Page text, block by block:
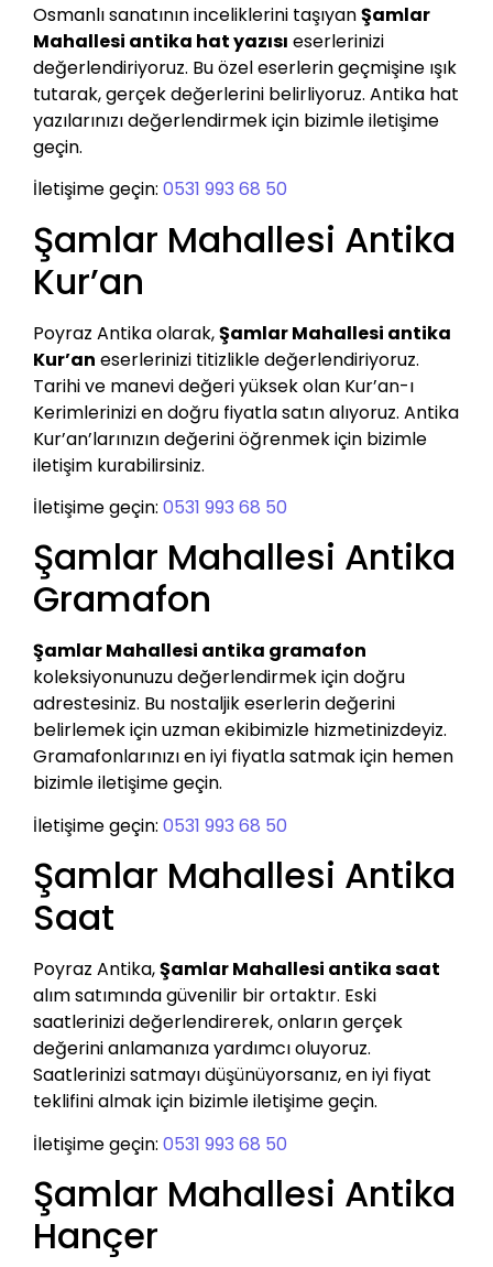
Osmanlı sanatının inceliklerini taşıyanŞamlar
Mahallesi antika hat yazısı eserlerinizi
değerlendiriyoruz. Bu özel eserlerin geçmişine ışık
tutarak, gerçek değerlerini belirliyoruz. Antika hat
yazılarınızı değerlendirmek için bizimle iletişime
geçin.
İletişime geçin: 0531 993 68 50
Şamlar Mahallesi Antika
Kur’an
Poyraz Antika olarak,Şamlar Mahallesi antika
Kur’an eserlerinizi titizlikle değerlendiriyoruz.
Tarihi ve manevi değeri yüksek olan Kur’an-ı
Kerimlerinizi en doğru fiyatla satın alıyoruz. Antika
Kur’an’larınızın değerini öğrenmek için bizimle
iletişim kurabilirsiniz.
İletişime geçin: 0531 993 68 50
Şamlar Mahallesi Antika
Gramafon
Şamlar Mahallesi antika gramafon
koleksiyonunuzu değerlendirmek için doğru
adrestesiniz. Bu nostaljik eserlerin değerini
belirlemek için uzman ekibimizle hizmetinizdeyiz.
Gramafonlarınızı en iyi fiyatla satmak için hemen
bizimle iletişime geçin.
İletişime geçin: 0531 993 68 50
Şamlar Mahallesi Antika
Saat
Poyraz Antika,Şamlar Mahallesi antika saat
alım satımında güvenilir bir ortaktır. Eski
saatlerinizi değerlendirerek, onların gerçek
değerini anlamanıza yardımcı oluyoruz.
Saatlerinizi satmayı düşünüyorsanız, en iyi fiyat
teklifini almak için bizimle iletişime geçin.
İletişime geçin: 0531 993 68 50
Şamlar Mahallesi Antika
Hançer